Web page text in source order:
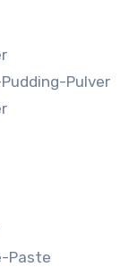
Pulver
Paste